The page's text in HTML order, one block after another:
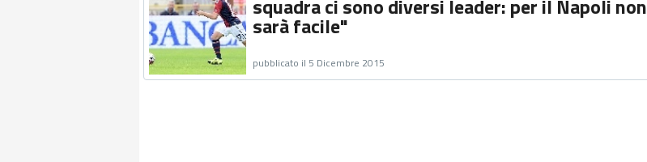
squadra ci sono diversi leader: per il Napoli non
sarà facile"
pubblicato il 5 Dicembre 2015